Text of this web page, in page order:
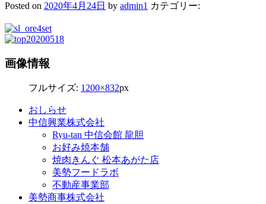
Posted on 2020年4月24日 by admin1 カテゴリー:
画像情報
フルサイズ: 1200×832px
おしらせ
中信興業株式会社
Ryu-tan 中信会館 龍胆
お好み焼本舗
焼肉きんぐ 松本あがた店
美勢フードラボ
不動産事業部
美勢商事株式会社